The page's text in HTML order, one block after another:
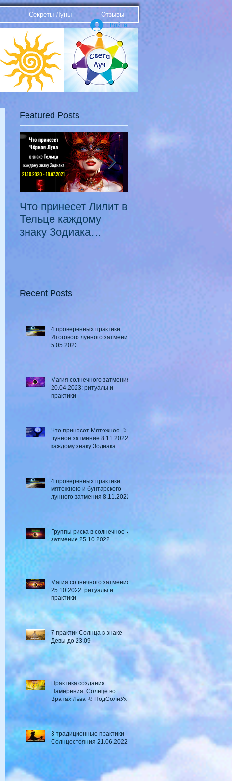
Секреты Луны Отзывы
Войти
Featured Posts
Что принесет Лилит в
Тельце каждому
знаку Зодиака
Recent Posts
4 проверенных практики
Итогового лунного затмения
5.05.2023
Магия солнечного затмения
20.04.2023: ритуалы и
практики
Что принесет Мятежное ☽
лунное затмение 8.11.2022
каждому знаку Зодиака
4 проверенных практики
мятежного и бунтарского
лунного затмения 8.11.2022
Группы риска в солнечное ☼
затмение​ 25.10.2022
Магия солнечного затмения
25.10.2022: ритуалы и
практики
7 практик Солнца в знаке
Девы до 23.09
Практика создания
Намерения: Солнце во
Вратах Льва ♌ ПодСолнУх
3 традиционные практики
Солнцестояния 21.06.2022